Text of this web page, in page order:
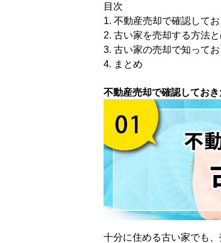
目次
1. 不動産売却で確認して
2. 古い家を売却する方法
3. 古い家の売却で知って
4. まとめ
不動産売却で確認してお
十分に住める古い家でも